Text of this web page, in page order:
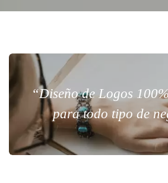
“Diseño de Logos
para todo tipo de